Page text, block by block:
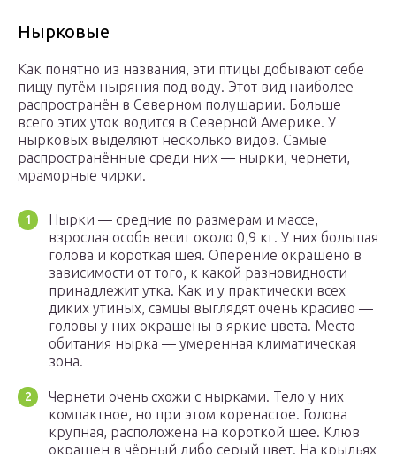
Нырковые
Как понятно из названия, эти птицы добывают себе
пищу путём ныряния под воду. Этот вид наиболее
распространён в Северном полушарии. Больше
всего этих уток водится в Северной Америке. У
нырковых выделяют несколько видов. Самые
распространённые среди них — нырки, чернети,
мраморные чирки.
Нырки — средние по размерам и массе,
взрослая особь весит около 0,9 кг. У них большая
голова и короткая шея. Оперение окрашено в
зависимости от того, к какой разновидности
принадлежит утка. Как и у практически всех
диких утиных, самцы выглядят очень красиво —
головы у них окрашены в яркие цвета. Место
обитания нырка — умеренная климатическая
зона.
Чернети очень схожи с нырками. Тело у них
компактное, но при этом коренастое. Голова
крупная, расположена на короткой шее. Клюв
окрашен в чёрный либо серый цвет. На крыльях